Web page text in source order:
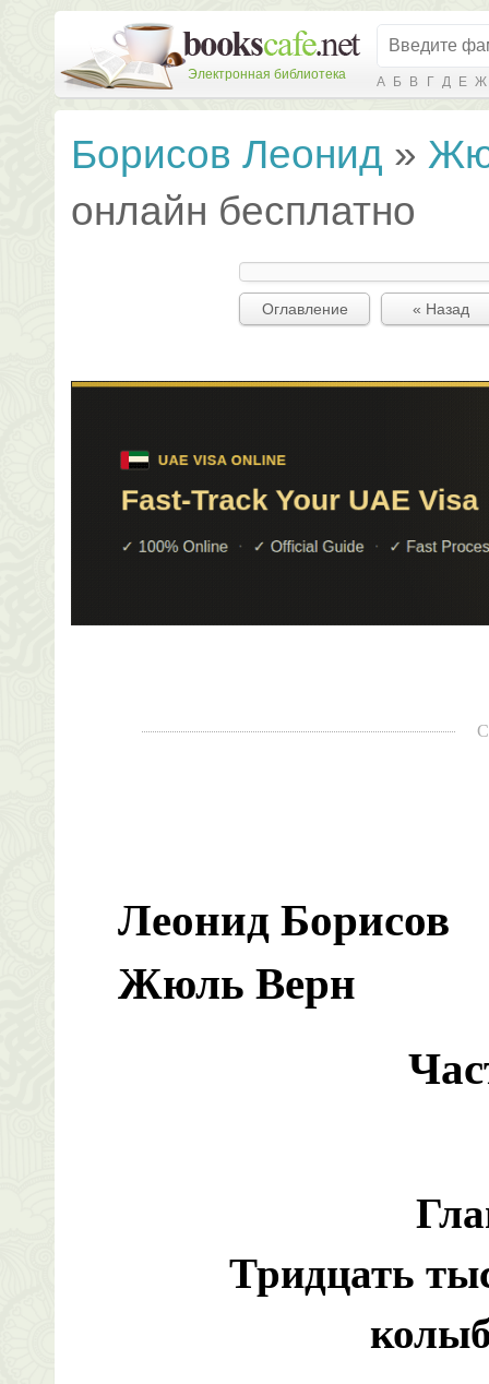
Электронная библиотека А Б В Г Д Е Ж
Борисов Леонид »
онлайн бесплатно
Оглавление « Назад
Леонид Борисов
Жюль Верн
Тридцать